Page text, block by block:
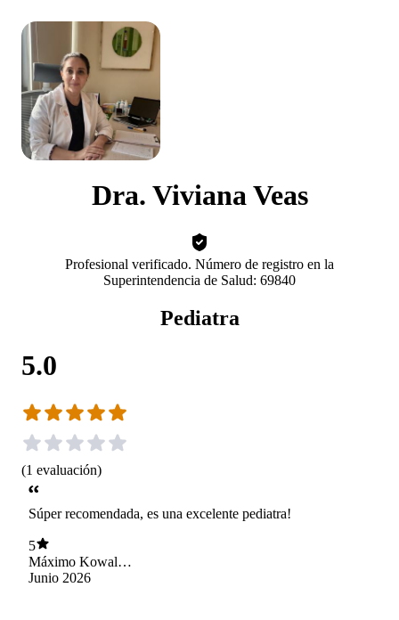
Dra. Viviana Veas
Profesional verificado. Número de registro en la
Superintendencia de Salud: 69840
Pediatra
5.0
(1 evaluación)
Súper recomendada, es una excelente pediatra!
5
Máximo Kowal
González
Junio 2026